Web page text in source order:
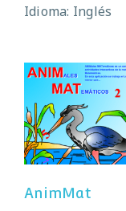
Idioma: Inglés
AnimMat
AnimMat